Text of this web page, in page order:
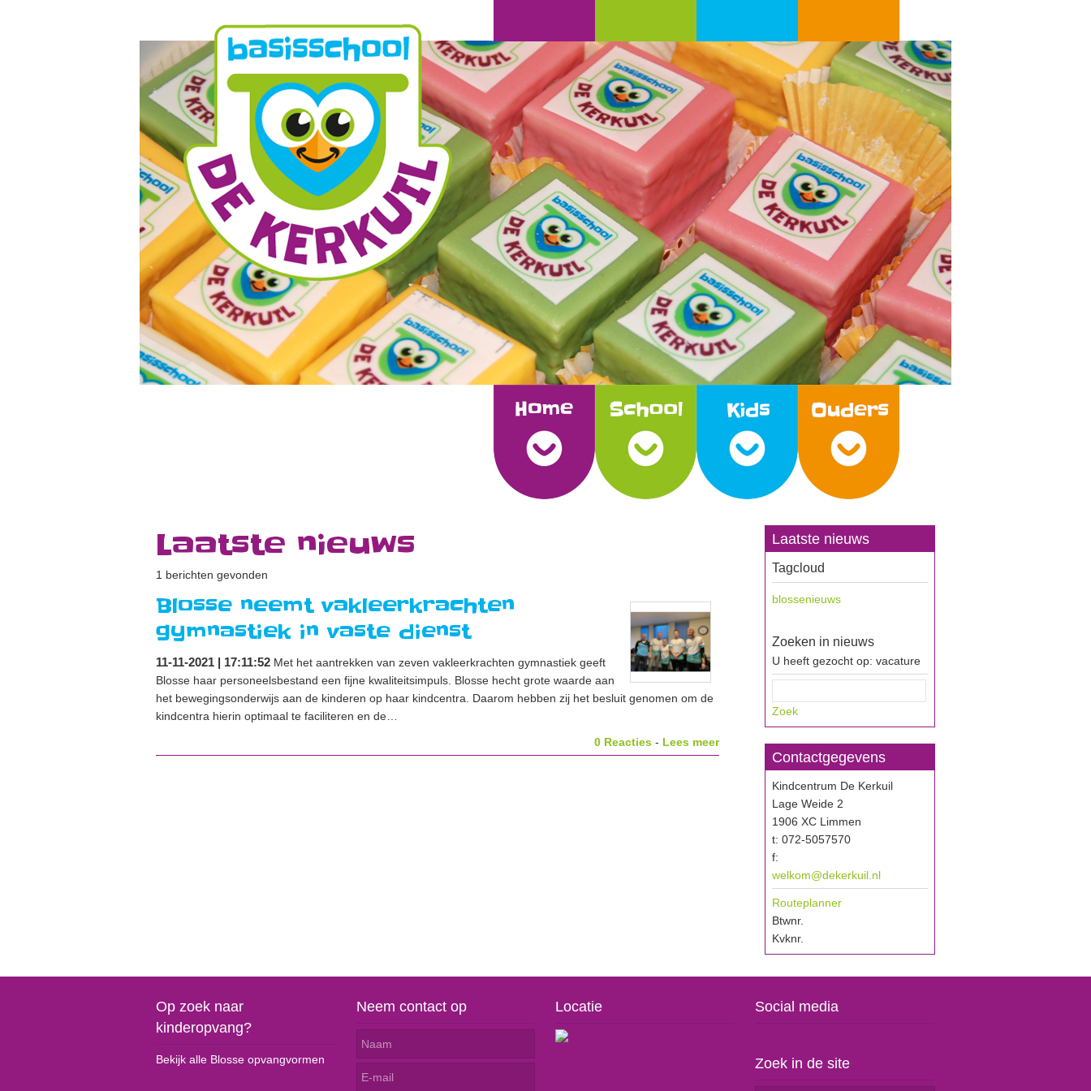
Laatste nieuws
1 berichten gevonden
Blosse neemt vakleerkrachten
gymnastiek in vaste dienst
11-11-2021 | 17:11:52 Met het aantrekken van zeven vakleerkrachten gymnastiek geeft
Blosse haar personeelsbestand een fijne kwaliteitsimpuls. Blosse hecht grote waarde aan
het bewegingsonderwijs aan de kinderen op haar kindcentra. Daarom hebben zij het besluit genomen om de
kindcentra hierin optimaal te faciliteren en de…
0 Reacties - Lees meer
Laatste nieuws
Tagcloud
blossenieuws
Zoeken in nieuws
U heeft gezocht op: vacature
Zoek
Contactgegevens
Kindcentrum De Kerkuil
Lage Weide 2
1906 XC Limmen
t: 072-5057570
f:
welkom@dekerkuil.nl
Routeplanner
Btwnr.
Kvknr.
Op zoek naar
kinderopvang?
Bekijk alle Blosse opvangvormen
Neem contact op Locatie Social media
Zoek in de site